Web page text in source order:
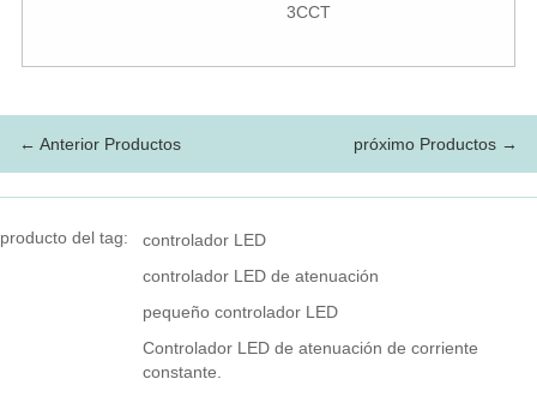
3CCT
← Anterior Productos próximo Productos →
producto del tag:
controlador LED
controlador LED de atenuación
pequeño controlador LED
Controlador LED de atenuación de corriente
constante.